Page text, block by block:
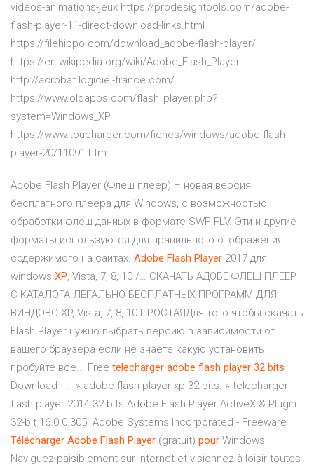
videos-animations-jeux https://prodesigntools.com/adobe-
flash-player-11-direct-download-links.html
https://filehippo.com/download_adobe-flash-player/
https://en.wikipedia.org/wiki/Adobe_Flash_Player
http://acrobat.logiciel-france.com/
https://www.oldapps.com/flash_player.php?
system=Windows_XP
https://www.toucharger.com/fiches/windows/adobe-flash-
player-20/11091.htm
Adobe Flash Player (Флеш плеер) – новая версия
бесплатного плеера для Windows, c возможностью
обработки флеш данных в формате SWF, FLV. Эти и другие
форматы используются для правильного отображения
содержимого на сайтах. Adobe Flash Player 2017 для
windows XP, Vista, 7, 8, 10 /… СКАЧАТЬ АДОБЕ ФЛЕШ ПЛЕЕР
С КАТАЛОГА ЛЕГАЛЬНО БЕСПЛАТНЫХ ПРОГРАММ ДЛЯ
ВИНДОВС XP, Vista, 7, 8, 10 ПРОСТАЯДля того чтобы скачать
Flash Player нужно выбрать версию в зависимости от
вашего браузера если не знаете какую установить
пробуйте все... Free telecharger adobe flash player 32 bits
Download - … » adobe flash player xp 32 bits. » telecharger
flash player 2014 32 bits.Adobe Flash Player ActiveX & Plugin
32-bit 16.0.0.305. Adobe Systems Incorporated - Freeware
Télécharger Adobe Flash Player (gratuit) pour Windows
Naviguez paisiblement sur Internet et visionnez à loisir toutes